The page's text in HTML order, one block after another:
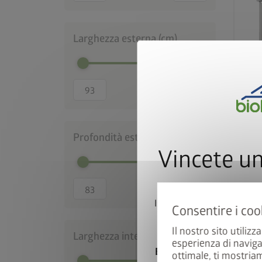
Il nostro sito
esperienza di
ottimale, ti
Larghezza esterna (cm)
Profondità esterna (cm)
Larghezza interna (cm)
Vincete
Iscrivetevi ora alla
E-mail